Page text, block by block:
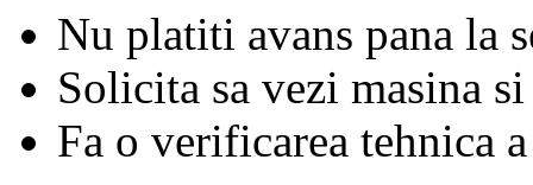
Nu platiti avans pana la
Solicita sa vezi masina si
Fa o verificarea tehnica